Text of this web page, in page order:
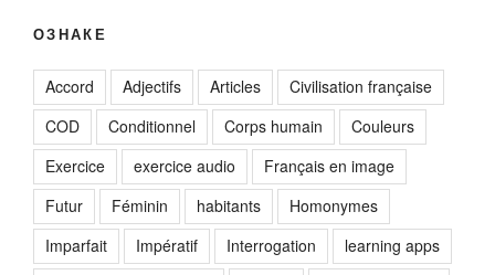
ОЗНАКЕ
Accord Adjectifs Articles
Civilisation française
COD
Conditionnel Corps humain
Couleurs
Exercice
exercice audio
Français en image
Futur
Féminin habitants
Homonymes
Imparfait
Impératif Interrogation
learning apps